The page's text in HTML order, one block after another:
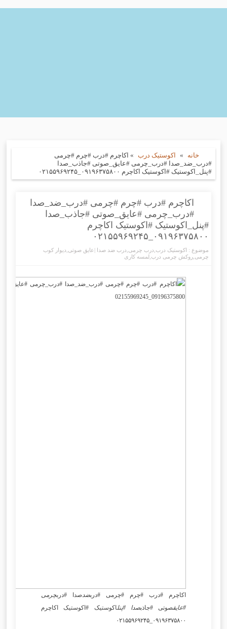
خانه » اکوستیک درب » اکاچرم #درب #چرم #چرمی
#درب_ضد_صدا #درب_چرمی #عایق_صوتی #جاذب_صدا
#پنل_اکوستیک #اکوستیک اکاچرم ۰۹۱۹۶۳۷۵۸۰۰_۰۲۱۵۵۹۶۹۲۴۵
اکاچرم #درب #چرم #چرمی #درب_ضد_صدا
#درب_چرمی #عایق_صوتی #جاذب_صدا
#پنل_اکوستیک #اکوستیک اکاچرم
۰۹۱۹۶۳۷۵۸۰۰_۰۲۱۵۵۹۶۹۲۴۵
موضوع : اکوستیک درب درب چرمی درب ضد صدا |عایق صوتی دیوار کوب
چرمی ,روکش چرمی درب لمسه کاری
اکاچرم #درب #چرم #چرمی #دربضدصدا #دربچرمی
#عایقصوتی #جاذبصدا #پنلاکوستیک #اکوستیک اکاچرم
۰۹۱۹۶۳۷۵۸۰۰_۰۲۱۵۵۹۶۹۲۴۵